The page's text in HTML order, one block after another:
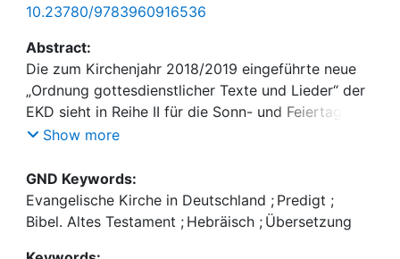
10.23780/9783960916536
Abstract:
Die zum Kirchenjahr 2018/2019 eingeführte neue
„Ordnung gottesdienstlicher Texte und Lieder“ der
EKD sieht in Reihe II für die Sonn- und Feiertage 22
alttestamentliche Texte als Predigttexte vor. Für sie
Schlüssel, der den Zugang zum hebräischen Urtext
erleichtert. Die philologisch ausführlich
kommentierte Modellübersetzung dieser Texte
Show more
GND Keywords:
Evangelische Kirche in Deutschland ; Predigt ;
Bibel. Altes Testament ; Hebräisch ; Übersetzung